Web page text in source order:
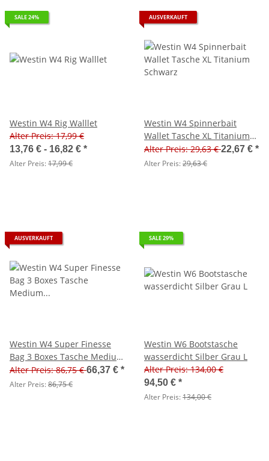
SALE 24%
Westin W4 Rig Walllet
Alter Preis: 17,99 €
13,76 € - 16,82 € *
Alter Preis:17,99 €
AUSVERKAUFT
Westin W4 Spinnerbait
Wallet Tasche XL Titanium
Schwarz
Alter Preis: 29,63 €22,67 € *
Alter Preis:29,63 €
AUSVERKAUFT
Westin W4 Super Finesse
Bag 3 Boxes Tasche Medium
Titanium Schwarz
Alter Preis: 86,75 €66,37 € *
Alter Preis:86,75 €
SALE 29%
Westin W6 Bootstasche
wasserdicht Silber Grau L
Alter Preis: 134,00 €
94,50 € *
Alter Preis:134,00 €